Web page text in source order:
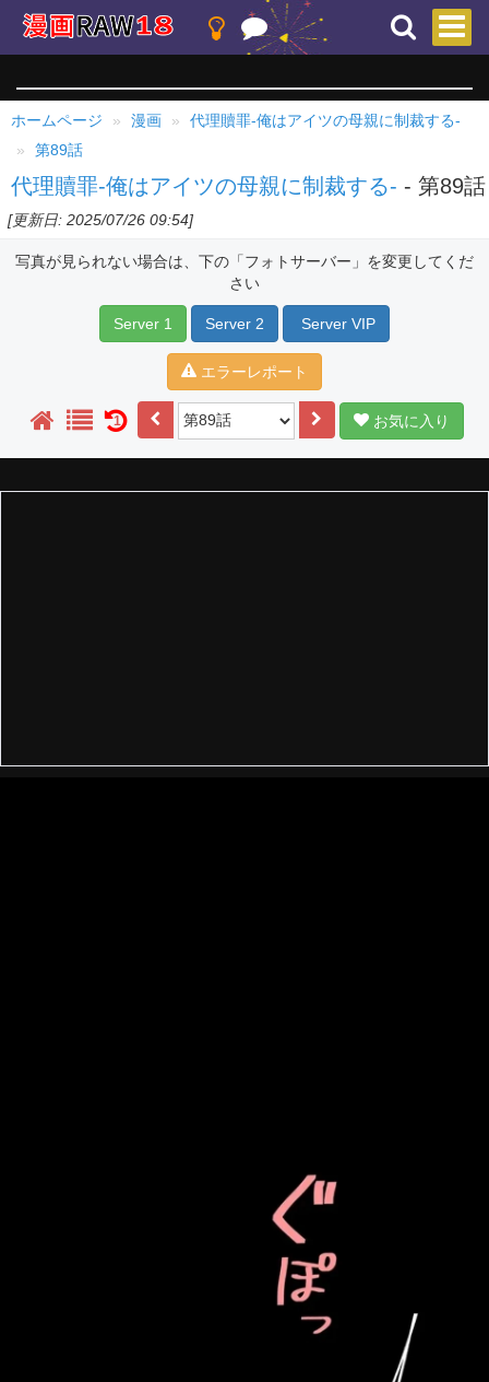
ホームページ 漫画
代理贖罪-俺はアイツの母親に制裁する-
第89話
代理贖罪-俺はアイツの母親に制裁する- - 第89話
[更新日: 2025/07/26 09:54]
写真が見られない場合は、下の「フォトサーバー」を変更してくだ
さい
Server 1 Server 2 Server VIP
エラーレポート
1 お気に入り